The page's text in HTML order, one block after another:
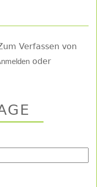
Verfassen von
oder